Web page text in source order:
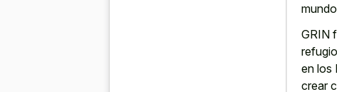
GRIN
en los
crear